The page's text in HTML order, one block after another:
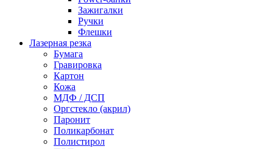
Зажигалки
Ручки
Флешки
Лазерная резка
Бумага
Гравировка
Картон
Кожа
МДФ / ДСП
Оргстекло (акрил)
Паронит
Поликарбонат
Полистирол